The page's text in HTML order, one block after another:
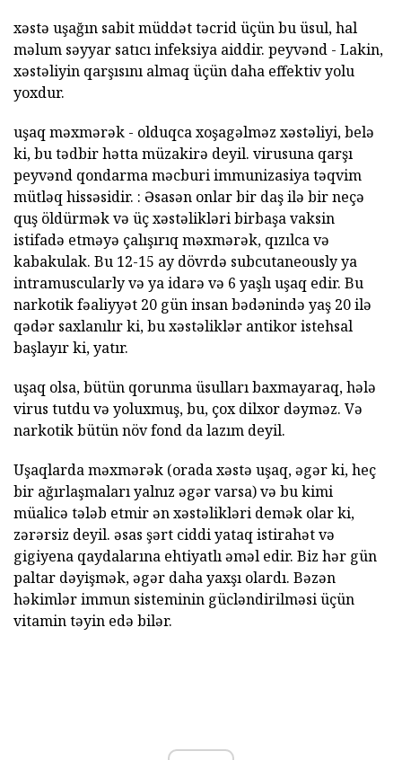
xəstə uşağın sabit müddət təcrid üçün bu üsul, hal
məlum səyyar satıcı infeksiya aiddir. peyvənd - Lakin,
xəstəliyin qarşısını almaq üçün daha effektiv yolu
yoxdur.
uşaq məxmərək - olduqca xoşagəlməz xəstəliyi, belə
ki, bu tədbir hətta müzakirə deyil. virusuna qarşı
peyvənd qondarma məcburi immunizasiya təqvim
mütləq hissəsidir. : Əsasən onlar bir daş ilə bir neçə
quş öldürmək və üç xəstəlikləri birbaşa vaksin
istifadə etməyə çalışırıq məxmərək, qızılca və
kabakulak. Bu 12-15 ay dövrdə subcutaneously ya
intramuscularly və ya idarə və 6 yaşlı uşaq edir. Bu
narkotik fəaliyyət 20 gün insan bədənində yaş 20 ilə
qədər saxlanılır ki, bu xəstəliklər antikor istehsal
başlayır ki, yatır.
uşaq olsa, bütün qorunma üsulları baxmayaraq, hələ
virus tutdu və yoluxmuş, bu, çox dilxor dəyməz. Və
narkotik bütün növ fond da lazım deyil.
Uşaqlarda məxmərək (orada xəstə uşaq, əgər ki, heç
bir ağırlaşmaları yalnız əgər varsa) və bu kimi
müalicə tələb etmir ən xəstəlikləri demək olar ki,
zərərsiz deyil. əsas şərt ciddi yataq istirahət və
gigiyena qaydalarına ehtiyatlı əməl edir. Biz hər gün
paltar dəyişmək, əgər daha yaxşı olardı. Bəzən
həkimlər immun sisteminin gücləndirilməsi üçün
vitamin təyin edə bilər.